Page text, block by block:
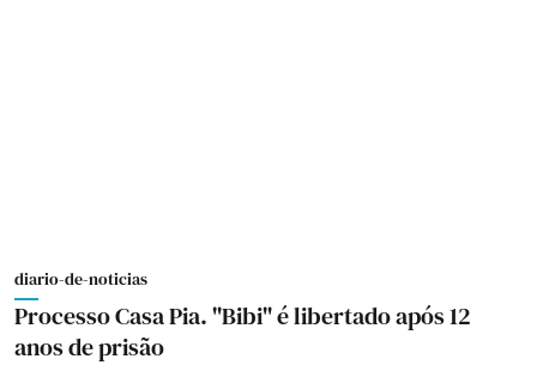
diario-de-noticias
Processo Casa Pia. "Bibi" é libertado após 12
anos de prisão